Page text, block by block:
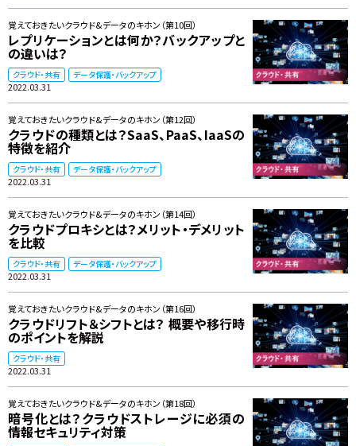
覚えておきたいクラウド&データのキホン（第10回）
レプリケーションとは何か？バックアップと
の違いは？
クラウド・共有 データ保護・バックアップ
2022.03.31
覚えておきたいクラウド&データのキホン（第12回）
クラウドの種類とは？SaaS、PaaS、IaaSの
特徴を紹介
クラウド・共有 データ保護・バックアップ
2022.03.31
覚えておきたいクラウド&データのキホン（第14回）
クラウドプロキシとは？メリット・デメリット
を比較
クラウド・共有 データ保護・バックアップ
2022.03.31
覚えておきたいクラウド&データのキホン（第16回）
クラウドリフト＆シフトとは？ 概要や移行時
のポイントを解説
クラウド・共有
2022.03.31
覚えておきたいクラウド&データのキホン（第18回）
暗号化とは？クラウドストレージに必須の
情報セキュリティ対策